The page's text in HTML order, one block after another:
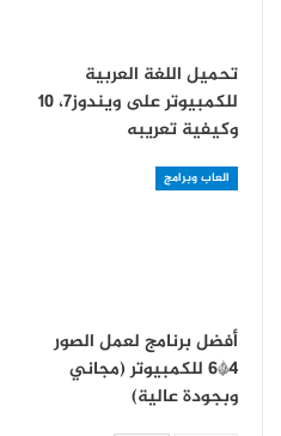
تحميل اللغة العربية
للكمبيوتر على ويندوز7، 10
وكيفية تعريبه
العاب وبرامج
أفضل برنامج لعمل الصور
4*6 للكمبيوتر (مجاني
وبجودة عالية)